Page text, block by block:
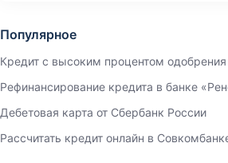
Популярное
Кредит с высоким процентом одобрения
Рефинансирование кредита в банке
Дебетовая карта от Сбербанк России
Рассчитать кредит онлайн в